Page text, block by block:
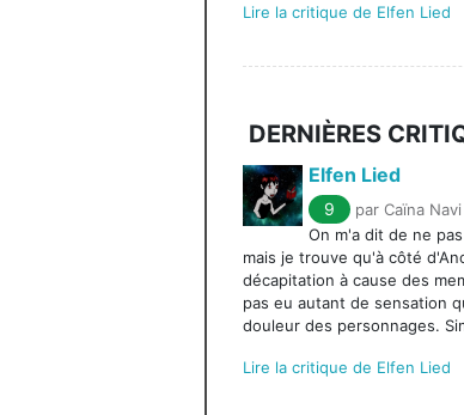
Lire la critique de Elfen Lied
DERNIÈRES
Elfen Lied
9 par Caïna Navi
On m'a dit de ne
mais je trouve qu'à côté
décapitation à cause des
pas eu autant de sensation
douleur des personnages.
Lire la critique de Elfen Lied